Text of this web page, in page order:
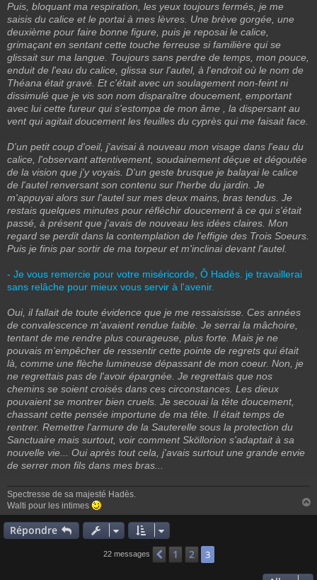
Puis, bloquant ma respiration, les yeux toujours fermés, je me
saisis du calice et le portai à mes lèvres. Une brève gorgée, une
deuxième pour faire bonne figure, puis je reposai le calice,
grimaçant en sentant cette touche ferreuse si familière qui se
glissait sur ma langue. Toujours sans perdre de temps, mon pouce,
enduit de l'eau du calice, glissa sur l'autel, à l'endroit où le nom de
Théana était gravé. Et c'était avec un soulagement non-feint ni
dissimulé que je vis son nom disparaître doucement, emportant
avec lui cette fureur qui s'estompa de mon âme , la dispersant au
vent qui agitait doucement les feuilles du cyprès qui me faisait face.
D'un petit coup d'oeil, j'avisai à nouveau mon visage dans l'eau du
calice, l'observant attentivement, soudainement déçue et dégoutée
de la vision que j'y voyais. D'un geste brusque je balayai le calice
de l'autel renversant son contenu sur l'herbe du jardin. Je
m'appuyai alors sur l'autel sur mes deux mains, bras tendus. Je
restais quelques minutes pour réfléchir doucement à ce qui s'était
passé, à présent que j'avais de nouveau les idées claires. Mon
regard se perdit dans la contemplation de l'effigie des Trois Soeurs.
Puis je finis par sortir de ma torpeur et m'inclinai devant l'autel.
- Je vous remercie pour votre miséricorde, Ô Hadès. je travaillerai
sans relâche pour mieux vous servir à l'avenir.
Oui, il fallait de toute évidence que je me ressaisisse. Ces années
de convalescence m'avaient rendue faible. Je serrai la mâchoire,
tentant de me rendre plus courageuse, plus forte. Mais je ne
pouvais m'empêcher de ressentir cette pointe de regrets qui était
là, comme une flèche lumineuse dépassant de mon coeur. Non, je
ne regrettais pas de l'avoir épargnée. Je regrettais que nos
chemins se soient croisés dans ces circonstances. Les dieux
pouvaient se montrer bien cruels. Je secouai la tête doucement,
chassant cette pensée importune de ma tête. Il était temps de
rentrer. Remettre l'armure de la Sauterelle sous la protection du
Sanctuaire mais surtout, voir comment Sköllorion s'adaptait à sa
nouvelle vie... Oui après tout cela, j'avais surtout une grande envie
de serrer mon fils dans mes bras...
Spectresse de sa majesté Hadès.
Walti pour les intimes
a
Répondre
22 messages Précédent
1 2 3